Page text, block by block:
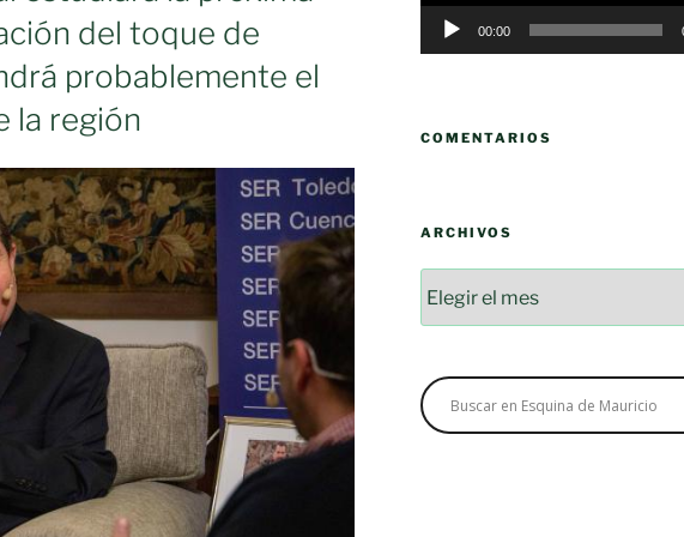
del toque de
probablemente el
la región
00:00
COMENTARIOS
ARCHIVOS